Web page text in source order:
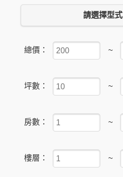
請選擇型式
總價： ~
坪數： ~
房數： ~
樓層： ~